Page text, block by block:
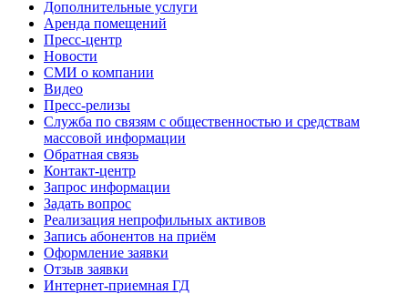
Дополнительные услуги
Аренда помещений
Пресс-центр
Новости
СМИ о компании
Видео
Пресс-релизы
Служба по связям с общественностью и средствам
массовой информации
Обратная связь
Контакт-центр
Запрос информации
Задать вопрос
Реализация непрофильных активов
Запись абонентов на приём
Оформление заявки
Отзыв заявки
Интернет-приемная ГД